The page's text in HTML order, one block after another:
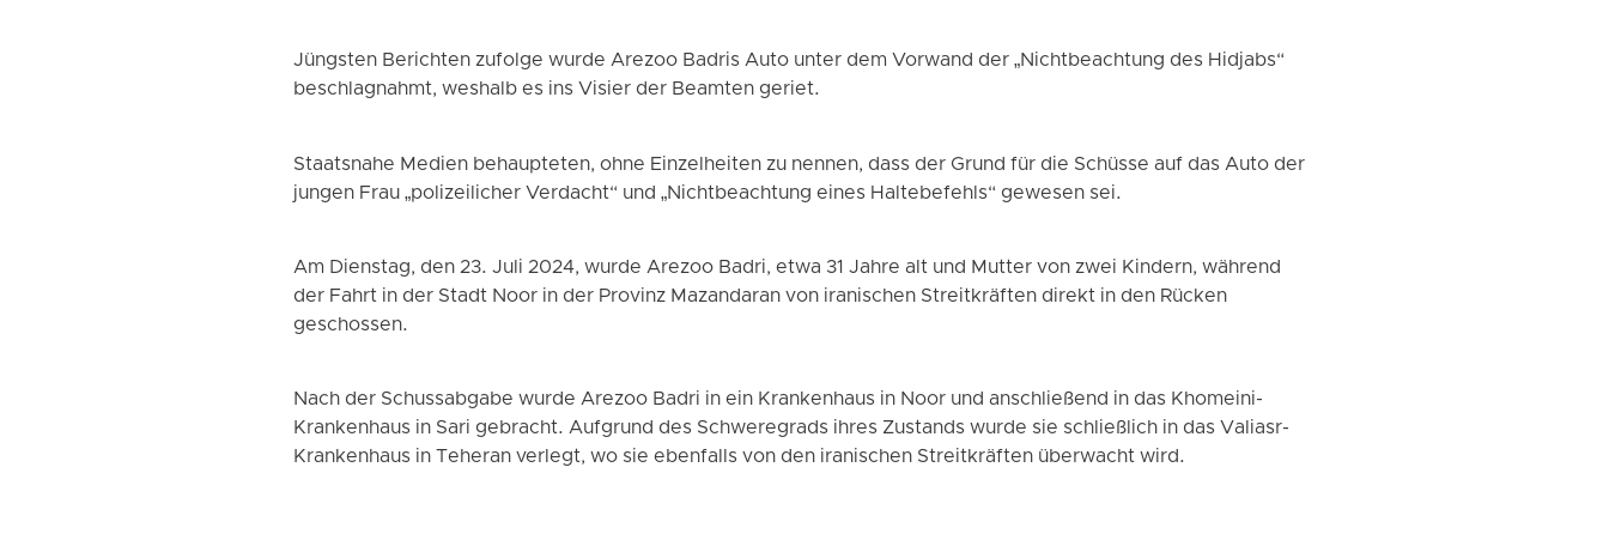
Jüngsten Berichten zufolge wurde Arezoo Badris Auto unter dem Vorwand der „Nichtbeachtung des Hidjabs“
beschlagnahmt, weshalb es ins Visier der Beamten geriet.
Staatsnahe Medien behaupteten, ohne Einzelheiten zu nennen, dass der Grund für die Schüsse auf das Auto der
jungen Frau „polizeilicher Verdacht“ und „Nichtbeachtung eines Haltebefehls“ gewesen sei.
Am Dienstag, den 23. Juli 2024, wurde Arezoo Badri, etwa 31 Jahre alt und Mutter von zwei Kindern, während
der Fahrt in der Stadt Noor in der Provinz Mazandaran von iranischen Streitkräften direkt in den Rücken
geschossen.
Nach der Schussabgabe wurde Arezoo Badri in ein Krankenhaus in Noor und anschließend in das Khomeini-
Krankenhaus in Sari gebracht. Aufgrund des Schweregrads ihres Zustands wurde sie schließlich in das Valiasr-
Krankenhaus in Teheran verlegt, wo sie ebenfalls von den iranischen Streitkräften überwacht wird.